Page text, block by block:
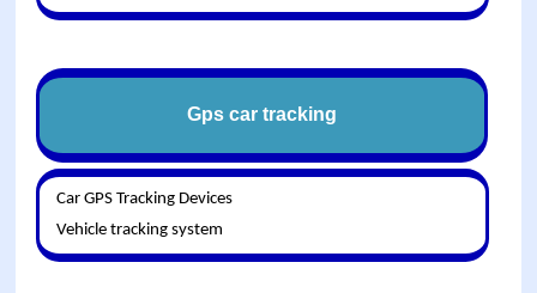
Gps car tracking
Car GPS Tracking Devices
Vehicle tracking system